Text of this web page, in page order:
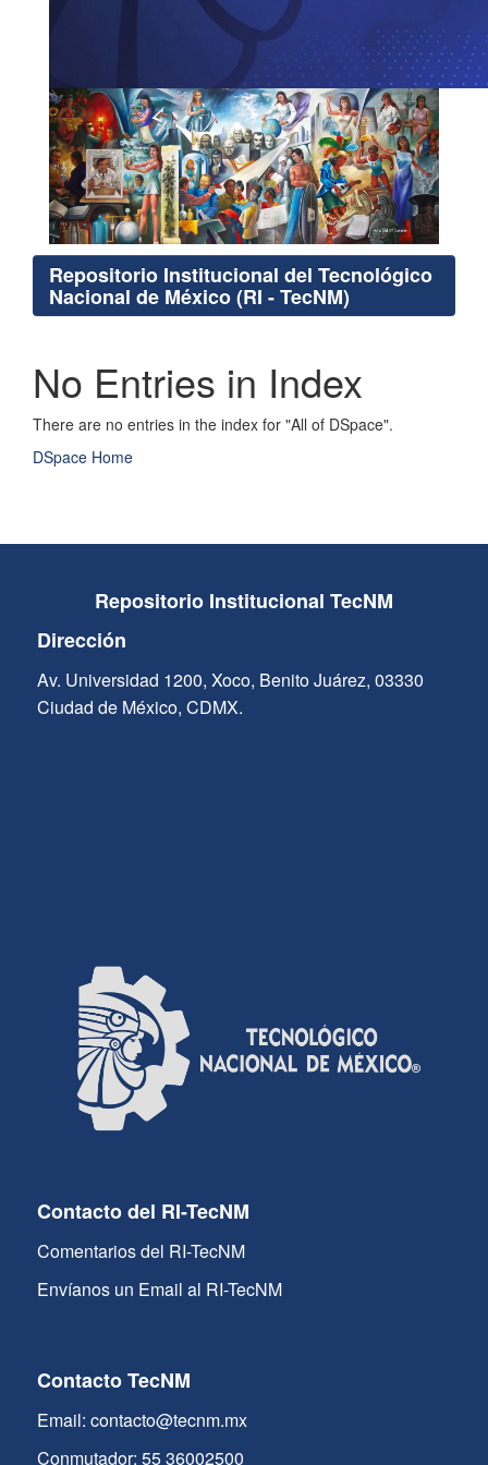
Repositorio Institucional del Tecnológico
Nacional de México (RI - TecNM)
No Entries in Index
There are no entries in the index for "All of DSpace".
DSpace Home
Repositorio Institucional TecNM
Dirección
Av. Universidad 1200, Xoco, Benito Juárez, 03330
Ciudad de México, CDMX.
Contacto del RI-TecNM
Comentarios del RI-TecNM
Envíanos un Email al RI-TecNM
Contacto TecNM
Email: contacto@tecnm.mx
Conmutador: 55 36002500